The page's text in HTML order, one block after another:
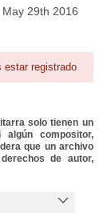
29th 2016
estar registrado
solo tienen un
compositor,
que un archivo
de autor,